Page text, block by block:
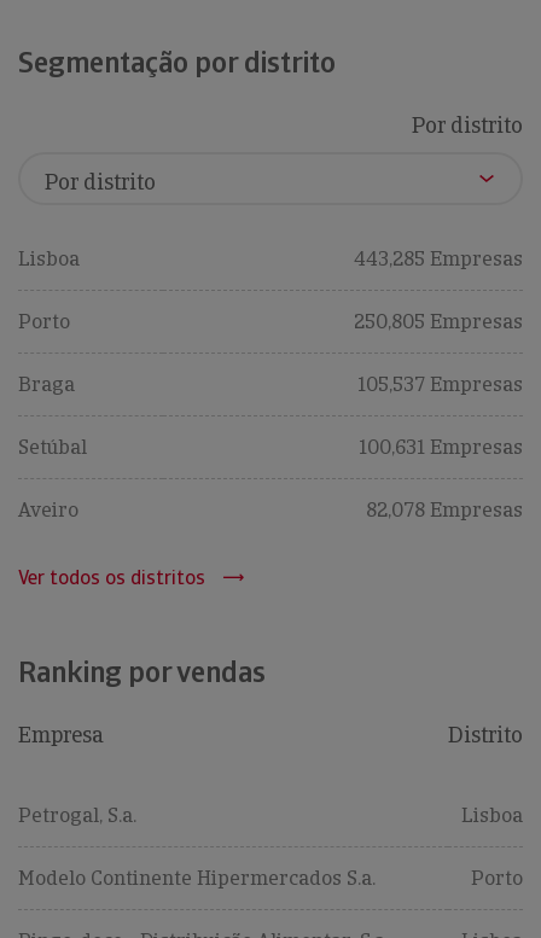
Segmentação por distrito
Por distrito
Lisboa 443,285 Empresas
Porto 250,805 Empresas
Braga 105,537 Empresas
Setúbal 100,631 Empresas
Aveiro 82,078 Empresas
Ver todos os distritos
Ranking por vendas
Empresa Distrito
Petrogal, S.a. Lisboa
Modelo Continente Hipermercados S.a. Porto